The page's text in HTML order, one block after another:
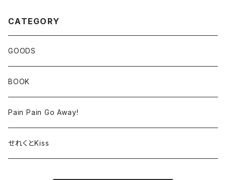
CATEGORY
GOODS
BOOK
Pain Pain Go Away!
せれくとKiss